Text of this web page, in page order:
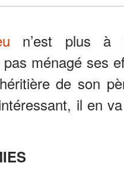
n’est plus à
ménagé ses
de son
il en